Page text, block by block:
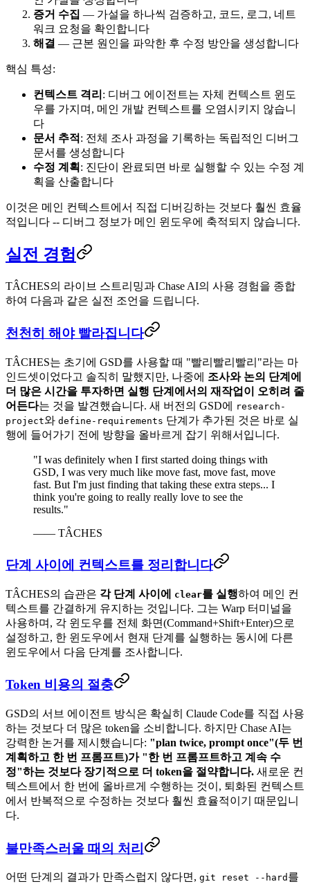
증거 수집 — 가설을 하나씩 검증하고, 코드, 로그, 네트
워크 요청을 확인합니다
해결 — 근본 원인을 파악한 후 수정 방안을 생성합니다
핵심 특성:
컨텍스트 격리 : 디버그 에이전트는 자체 컨텍스트 윈도
우를 가지며, 메인 개발 컨텍스트를 오염시키지 않습니
다
문서 추적 : 전체 조사 과정을 기록하는 독립적인 디버그
문서를 생성합니다
수정 계획 : 진단이 완료되면 바로 실행할 수 있는 수정 계
획을 산출합니다
이것은 메인 컨텍스트에서 직접 디버깅하는 것보다 훨씬 효율
적입니다 -- 디버그 정보가 메인 윈도우에 축적되지 않습니다.
실전 경험
TÂCHES의 라이브 스트리밍과 Chase AI의 사용 경험을 종합
하여 다음과 같은 실전 조언을 드립니다.
천천히 해야 빨라집니다
TÂCHES는 초기에 GSD를 사용할 때 "빨리빨리빨리"라는 마
인드셋이었다고 솔직히 말했지만, 나중에 조사와 논의 단계에
더 많은 시간을 투자하면 실행 단계에서의 재작업이 오히려 줄
어든다는 것을 발견했습니다. 새 버전의 GSD에
research-
project와 define-requirements 단계가 추가된 것은 바로 실
행에 들어가기 전에 방향을 올바르게 잡기 위해서입니다.
"I was definitely when I first started doing things with
GSD, I was very much like move fast, move fast, move
fast. But I'm just finding that taking these extra steps... I
think you're going to really really love to see the
results."
—— TÂCHES
단계 사이에 컨텍스트를 정리합니다
TÂCHES의 습관은 각 단계 사이에 clear를 실행하여 메인 컨
텍스트를 간결하게 유지하는 것입니다. 그는 Warp 터미널을
사용하며, 각 윈도우를 전체 화면(Command+Shift+Enter)으로
설정하고, 한 윈도우에서 현재 단계를 실행하는 동시에 다른
윈도우에서 다음 단계를 조사합니다.
Token 비용의 절충
GSD의 서브 에이전트 방식은 확실히 Claude Code를 직접 사용
하는 것보다 더 많은 token을 소비합니다. 하지만 Chase AI는
강력한 논거를 제시했습니다: "plan twice, prompt once"(두 번
계획하고 한 번 프롬프트)가 "한 번 프롬프트하고 계속 수
정"하는 것보다 장기적으로 더 token을 절약합니다. 새로운 컨
텍스트에서 한 번에 올바르게 수행하는 것이, 퇴화된 컨텍스트
에서 반복적으로 수정하는 것보다 훨씬 효율적이기 때문입니
다.
불만족스러울 때의 처리
어떤 단계의 결과가 만족스럽지 않다면, git reset --hard 를